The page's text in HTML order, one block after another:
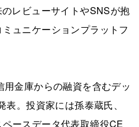
レビューサイトやSNSが抱
ュニケーションプラットフ
金庫からの融資を含むデッ
。投資家には孫泰蔵氏、
ースデータ代表取締役CE